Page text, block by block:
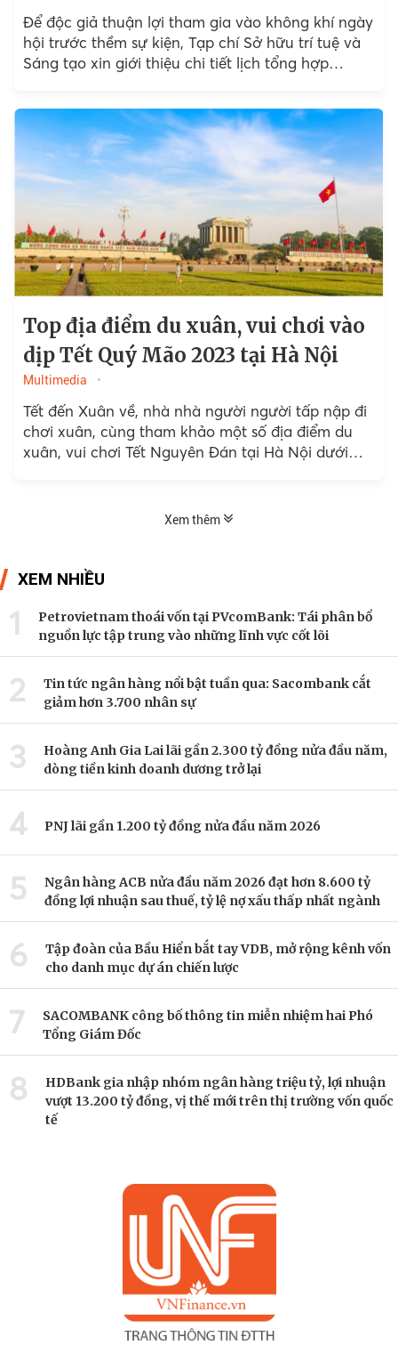
Để độc giả thuận lợi tham gia vào không khí ngày
hội trước thềm sự kiện, Tạp chí Sở hữu trí tuệ và
Sáng tạo xin giới thiệu chi tiết lịch tổng hợp
Top địa điểm du xuân, vui chơi vào
dịp Tết Quý Mão 2023 tại Hà Nội
Multimedia
Tết đến Xuân về, nhà nhà người người tấp nập đi
chơi xuân, cùng tham khảo một số địa điểm du
xuân, vui chơi Tết Nguyên Đán tại Hà Nội dưới
Xem thêm
XEM NHIỀU
1
Petrovietnam thoái vốn tại PVcomBank: Tái phân bổ
nguồn lực tập trung vào những lĩnh vực cốt lõi
2
Tin tức ngân hàng nổi bật tuần qua: Sacombank cắt
giảm hơn 3.700 nhân sự
3
Hoàng Anh Gia Lai lãi gần 2.300 tỷ đồng nửa đầu năm,
dòng tiền kinh doanh dương trở lại
4 PNJ lãi gần 1.200 tỷ đồng nửa đầu năm 2026
5
Ngân hàng ACB nửa đầu năm 2026 đạt hơn 8.600 tỷ
đồng lợi nhuận sau thuế, tỷ lệ nợ xấu thấp nhất ngành
6
Tập đoàn của Bầu Hiển bắt tay VDB, mở rộng kênh vốn
cho danh mục dự án chiến lược
7
SACOMBANK công bố thông tin miễn nhiệm hai Phó
Tổng Giám Đốc
8
HDBank gia nhập nhóm ngân hàng triệu tỷ, lợi nhuận
vượt 13.200 tỷ đồng, vị thế mới trên thị trường vốn quốc
tế